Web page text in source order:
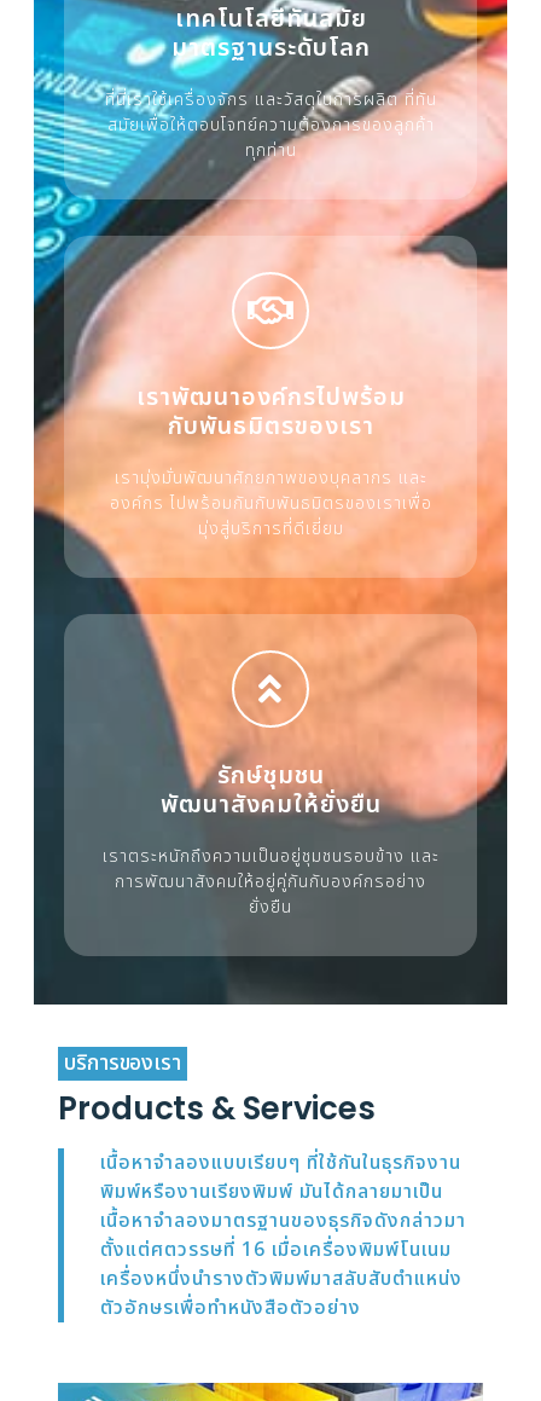
เทคโนโลยีทันสมัย
มาตรฐานระดับโลก
ที่นี่เราใช้เครื่องจักร และวัสดุในการผลิต ที่ทัน
สมัยเพื่อให้ตอบโจทย์ความต้องการของลูกค้า
ทุกท่าน
เราพัฒนาองค์กรไปพร้อม
กับพันธมิตรของเรา
เรามุ่งมั่นพัฒนาศักยภาพของบุคลากร และ
องค์กร ไปพร้อมกันกับพันธมิตรของเราเพื่อ
มุ่งสู่บริการที่ดีเยี่ยม
รักษ์ชุมชน
พัฒนาสังคมให้ยั่งยืน
เราตระหนักถึงความเป็นอยู่ชุมชนรอบข้าง และ
การพัฒนาสังคมให้อยู่คู่กันกับองค์กรอย่าง
ยั่งยืน
บริการของเรา
Products & Services
เนื้อหาจำลองแบบเรียบๆ ที่ใช้กันในธุรกิจงาน
พิมพ์หรืองานเรียงพิมพ์ มันได้กลายมาเป็น
เนื้อหาจำลองมาตรฐานของธุรกิจดังกล่าวมา
ตั้งแต่ศตวรรษที่ 16 เมื่อเครื่องพิมพ์โนเนม
เครื่องหนึ่งนำรางตัวพิมพ์มาสลับสับตำแหน่ง
ตัวอักษรเพื่อทำหนังสือตัวอย่าง